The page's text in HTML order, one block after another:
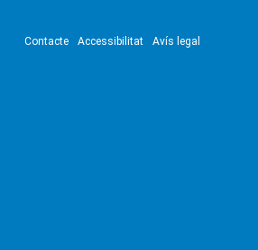
Contacte Accessibilitat Avís legal